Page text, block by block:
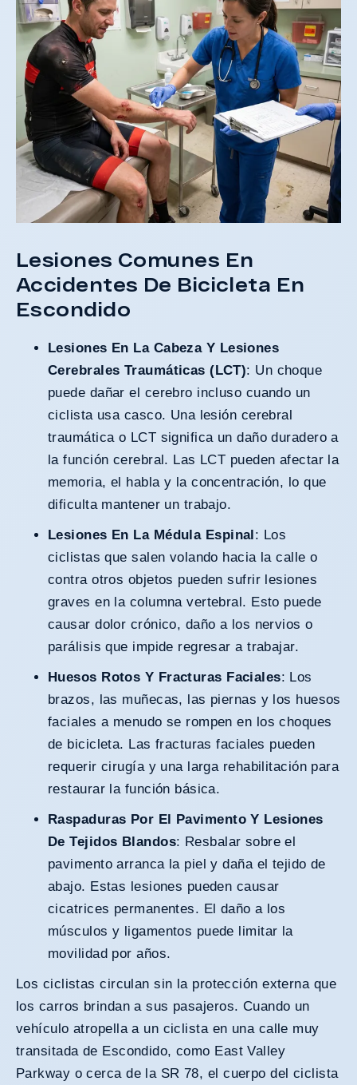
Lesiones Comunes En
Accidentes De Bicicleta En
Escondido
Lesiones En La Cabeza Y Lesiones
Cerebrales Traumáticas (LCT): Un choque
puede dañar el cerebro incluso cuando un
ciclista usa casco. Una lesión cerebral
traumática o LCT significa un daño duradero a
la función cerebral. Las LCT pueden afectar la
memoria, el habla y la concentración, lo que
dificulta mantener un trabajo.
Lesiones En La Médula Espinal: Los
ciclistas que salen volando hacia la calle o
contra otros objetos pueden sufrir lesiones
graves en la columna vertebral. Esto puede
causar dolor crónico, daño a los nervios o
parálisis que impide regresar a trabajar.
Huesos Rotos Y Fracturas Faciales: Los
brazos, las muñecas, las piernas y los huesos
faciales a menudo se rompen en los choques
de bicicleta. Las fracturas faciales pueden
requerir cirugía y una larga rehabilitación para
restaurar la función básica.
Raspaduras Por El Pavimento Y Lesiones
De Tejidos Blandos: Resbalar sobre el
pavimento arranca la piel y daña el tejido de
abajo. Estas lesiones pueden causar
cicatrices permanentes. El daño a los
músculos y ligamentos puede limitar la
movilidad por años.
Los ciclistas circulan sin la protección externa que
los carros brindan a sus pasajeros. Cuando un
vehículo atropella a un ciclista en una calle muy
transitada de Escondido, como East Valley
Parkway o cerca de la SR 78, el cuerpo del ciclista